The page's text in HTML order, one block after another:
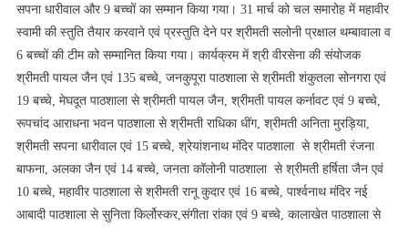
सपना धारीवाल और 9 बच्चों का सम्मान किया गया। 31 मार्च को चल समारोह में महावीर
स्वामी की स्तुति तैयार करवाने एवं प्रस्तुति देने पर श्रीमती सलोनी प्रक्षाल थम्बावाला व
6 बच्चों की टीम को सम्मानित किया गया। कार्यक्रम में श्री वीरसेना की संयोजक
श्रीमती पायल जैन एवं 135 बच्चे, जनकुपूरा पाठशाला से श्रीमती शंकुतला सोनगरा एवं
19 बच्चे, मेघदूत पाठशाला से श्रीमती पायल जैन, श्रीमती पायल कर्नावट एवं 9 बच्चे,
रूपचांद आराधना भवन पाठशाला से श्रीमती राधिका धींग, श्रीमती अनिता मुरड़िया,
श्रीमती सपना धारीवाल एवं 15 बच्चे, श्रेयांशनाथ मंदिर पाठशाला से श्रीमती रंजना
बाफना, अलका जैन एवं 14 बच्चे, जनता कॉलोनी पाठशाला से श्रीमती हर्षिता जैन एवं
10 बच्चे, महावीर पाठशाला से श्रीमती रानू कुदार एवं 16 बच्चे, पार्श्वनाथ मंदिर नई
आबादी पाठशाला से सुनिता किर्लोस्कर,संगीता रांका एवं 9 बच्चे, कालाखेत पाठशाला से